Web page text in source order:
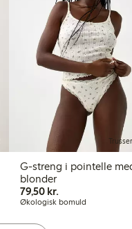
G-streng i pointelle
blonder
79,50 kr.
Økologisk bomuld